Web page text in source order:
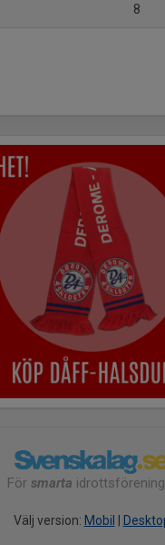
8
För smarta
Välj version: Mobil